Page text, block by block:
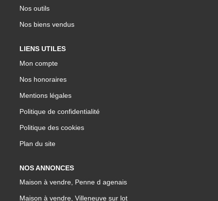
Nos outils
Nos biens vendus
LIENS UTILES
Mon compte
Nos honoraires
Mentions légales
Politique de confidentialité
Politique des cookies
Plan du site
NOS ANNONCES
Maison à vendre, Penne d agenais
Maison à vendre, Villeneuve sur lot